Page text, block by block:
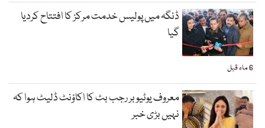
6 ماہ قبل
ڈنگہ میں پولیس خدمت مرکز کا افتتاح کردیا
گیا
معروف یوٹیوبر رجب بٹ کا اکاؤنٹ ڈلیٹ ہوا کہ
نہیں بڑی خبر